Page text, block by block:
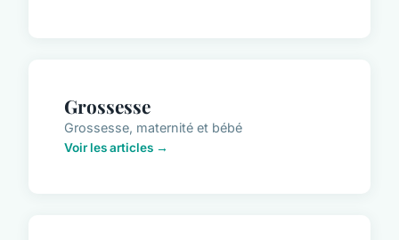
Grossesse
Grossesse, maternité et bébé
Voir les articles →